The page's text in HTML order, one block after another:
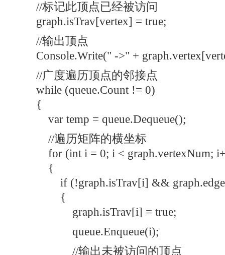
//标记此顶点已经被访问
graph.isTrav[vertex] = true;
//输出顶点
Console.Write(" ->" +
//广度遍历顶点的邻接点
while (queue.Count != 0)
{
var temp = queue.Dequeue();
//遍历矩阵的横坐标
for (int i = 0; i < graph.vertexNum;
{
if (!graph.isTrav[i] &&
{
graph.isTrav[i] = true;
queue.Enqueue(i);
//输出未被访问的顶点